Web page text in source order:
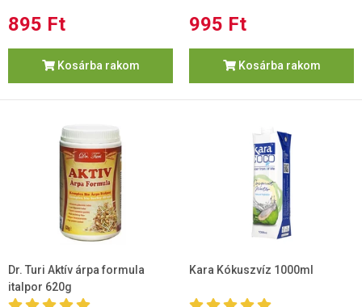
895 Ft
Kosárba rakom
995 Ft
Kosárba rakom
Dr. Turi Aktív árpa formula
italpor 620g
Kara Kókuszvíz 1000ml